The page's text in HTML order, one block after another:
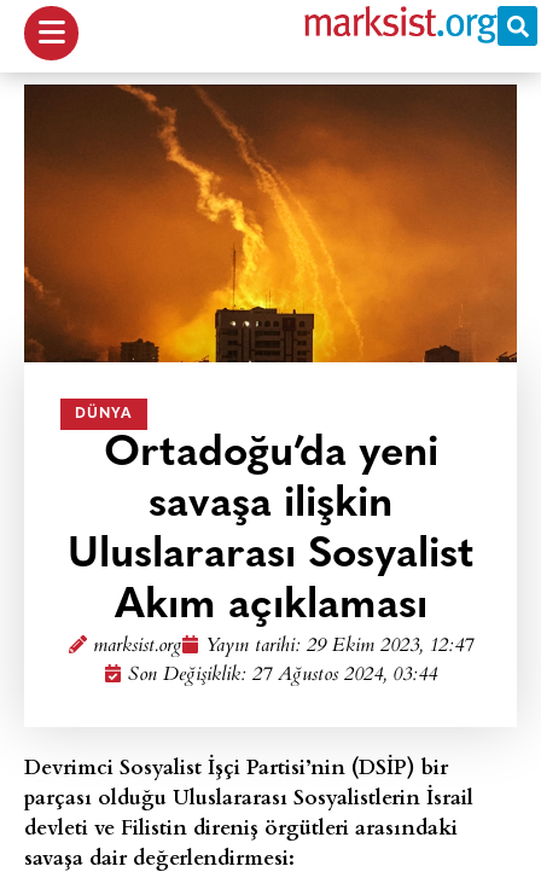
DÜNYA
Ortadoğu’da yeni
savaşa ilişkin
Uluslararası Sosyalist
Akım açıklaması
marksist.org Yayın tarihi: 29 Ekim 2023, 12:47
Son Değişiklik: 27 Ağustos 2024, 03:44
Devrimci Sosyalist İşçi Partisi’nin (DSİP) bir
parçası olduğu Uluslararası Sosyalistlerin İsrail
devleti ve Filistin direniş örgütleri arasındaki
savaşa dair değerlendirmesi: